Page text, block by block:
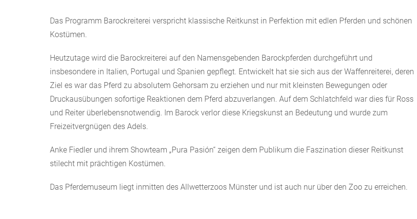
Das Programm Barockreiterei verspricht klassische Reitkunst in Perfektion mit edlen Pferden und schönen
Kostümen.
Heutzutage wird die Barockreiterei auf den Namensgebenden Barockpferden durchgeführt und
insbesondere in Italien, Portugal und Spanien gepflegt. Entwickelt hat sie sich aus der Waffenreiterei, deren
Ziel es war das Pferd zu absolutem Gehorsam zu erziehen und nur mit kleinsten Bewegungen oder
Druckausübungen sofortige Reaktionen dem Pferd abzuverlangen. Auf dem Schlatchfeld war dies für Ross
und Reiter überlebensnotwendig. Im Barock verlor diese Kriegskunst an Bedeutung und wurde zum
Freizeitvergnügen des Adels.
Anke Fiedler und ihrem Showteam „Pura Pasión“ zeigen dem Publikum die Faszination dieser Reitkunst
stilecht mit prächtigen Kostümen.
Das Pferdemuseum liegt inmitten des Allwetterzoos Münster und ist auch nur über den Zoo zu erreichen.